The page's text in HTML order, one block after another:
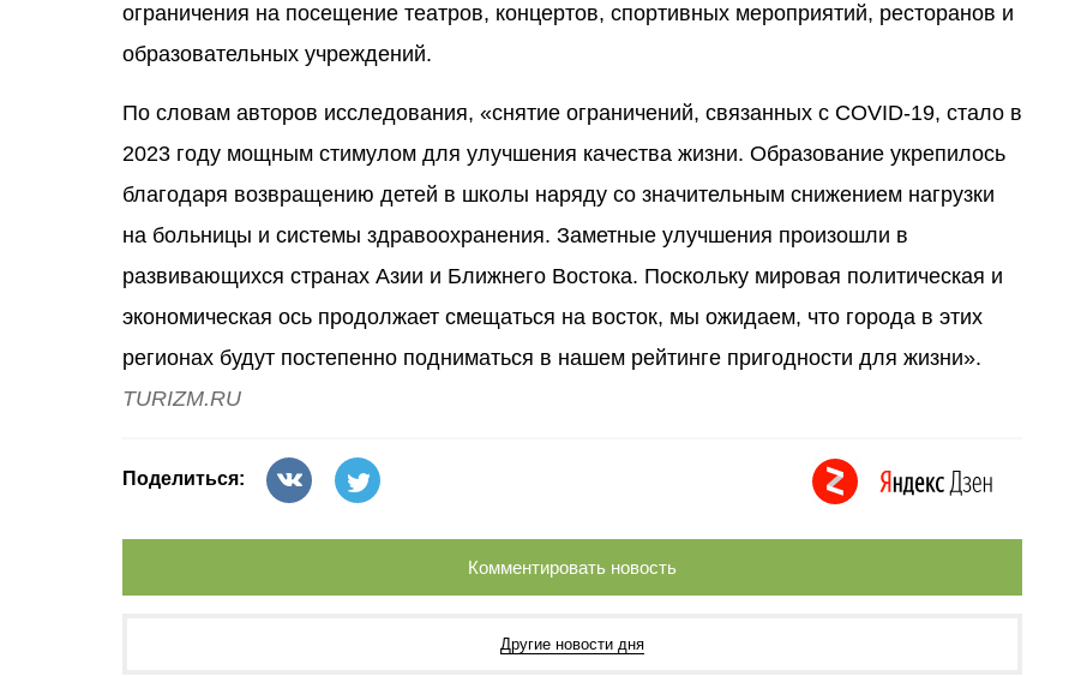
ограничения на посещение театров, концертов, спортивных мероприятий, ресторанов и
образовательных учреждений.
По словам авторов исследования, «снятие ограничений, связанных с COVID-19, стало в
2023 году мощным стимулом для улучшения качества жизни. Образование укрепилось
благодаря возвращению детей в школы наряду со значительным снижением нагрузки
на больницы и системы здравоохранения. Заметные улучшения произошли в
развивающихся странах Азии и Ближнего Востока. Поскольку мировая политическая и
экономическая ось продолжает смещаться на восток, мы ожидаем, что города в этих
регионах будут постепенно подниматься в нашем рейтинге пригодности для жизни».
TURIZM.RU
Поделиться:
Комментировать новость
Другие новости дня